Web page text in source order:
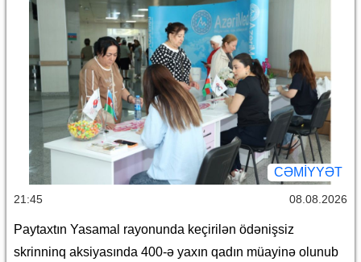
CƏMİYYƏT
21:45 08.08.2026
Paytaxtın Yasamal rayonunda keçirilən ödənişsiz
skrinninq aksiyasında 400-ə yaxın qadın müayinə olunub